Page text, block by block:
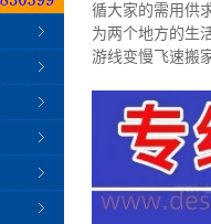
循大家的需用供
为两个地方的生
游线变慢飞速搬